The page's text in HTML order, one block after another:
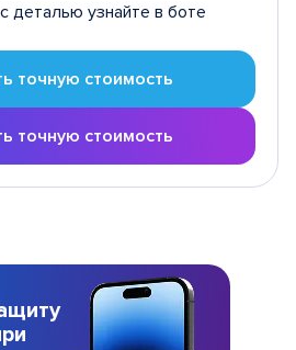
деталью узнайте в боте
точную стоимость
точную стоимость